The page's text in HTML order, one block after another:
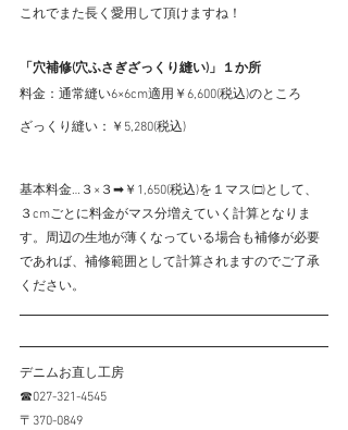
これでまた長く愛用して頂けますね！
「穴補修(穴ふさぎざっくり縫い)」１か所
料金：通常縫い6×6cm適用￥6,600(税込)のところ
ざっくり縫い：￥5,280(税込)
基本料金…３×３➡￥1,650(税込)を１マス(□)として、
３cmごとに料金がマス分増えていく計算となりま
す。周辺の生地が薄くなっている場合も補修が必要
であれば、補修範囲として計算されますのでご了承
ください。
デニムお直し工房
☎027-321-4545
〒370-0849